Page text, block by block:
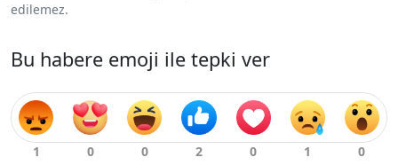
edilemez.
Bu habere emoji ile tepki ver